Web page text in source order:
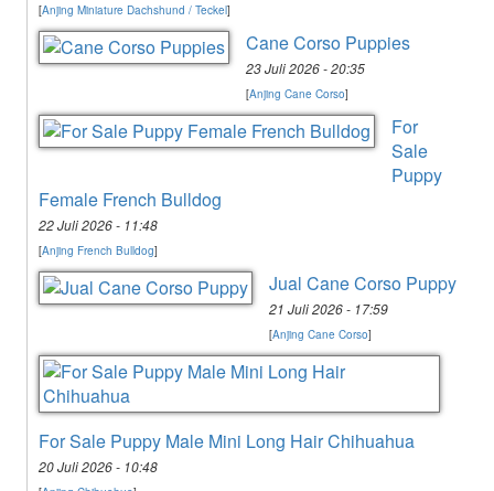
[Anjing Miniature Dachshund / Teckel]
Cane Corso Puppies
23 Juli 2026 - 20:35
[Anjing Cane Corso]
For
Sale
Puppy
Female French Bulldog
22 Juli 2026 - 11:48
[Anjing French Bulldog]
Jual Cane Corso Puppy
21 Juli 2026 - 17:59
[Anjing Cane Corso]
For Sale Puppy Male Mini Long Hair Chihuahua
20 Juli 2026 - 10:48